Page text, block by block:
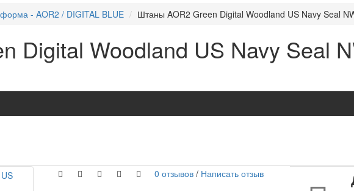
- AOR2 / DIGITAL BLUE Штаны AOR2 Green Digital Woodland US Navy Seal
Digital Woodland US Navy Seal
0 отзывов / Написать отзыв